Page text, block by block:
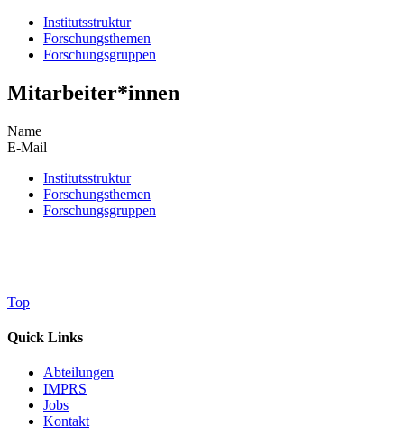
Institutsstruktur
Forschungsthemen
Forschungsgruppen
Mitarbeiter*innen
Name
E-Mail
Institutsstruktur
Forschungsthemen
Forschungsgruppen
Top
Quick Links
Abteilungen
IMPRS
Jobs
Kontakt